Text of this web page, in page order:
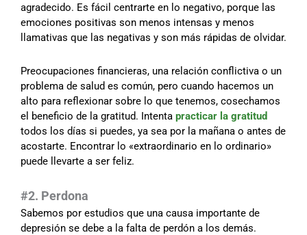
agradecido. Es fácil centrarte en lo negativo, porque las
emociones positivas son menos intensas y menos
llamativas que las negativas y son más rápidas de olvidar.
Preocupaciones financieras, una relación conflictiva o un
problema de salud es común, pero cuando hacemos un
alto para reflexionar sobre lo que tenemos, cosechamos
el beneficio de la gratitud. Intenta practicar la gratitud
todos los días si puedes, ya sea por la mañana o antes de
acostarte. Encontrar lo «extraordinario en lo ordinario»
puede llevarte a ser feliz.
#2. Perdona
Sabemos por estudios que una causa importante de
depresión se debe a la falta de perdón a los demás.